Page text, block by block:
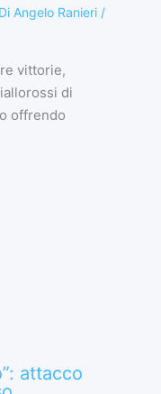
Di Angelo Ranieri /
vittorie,
di
offrendo
attacco